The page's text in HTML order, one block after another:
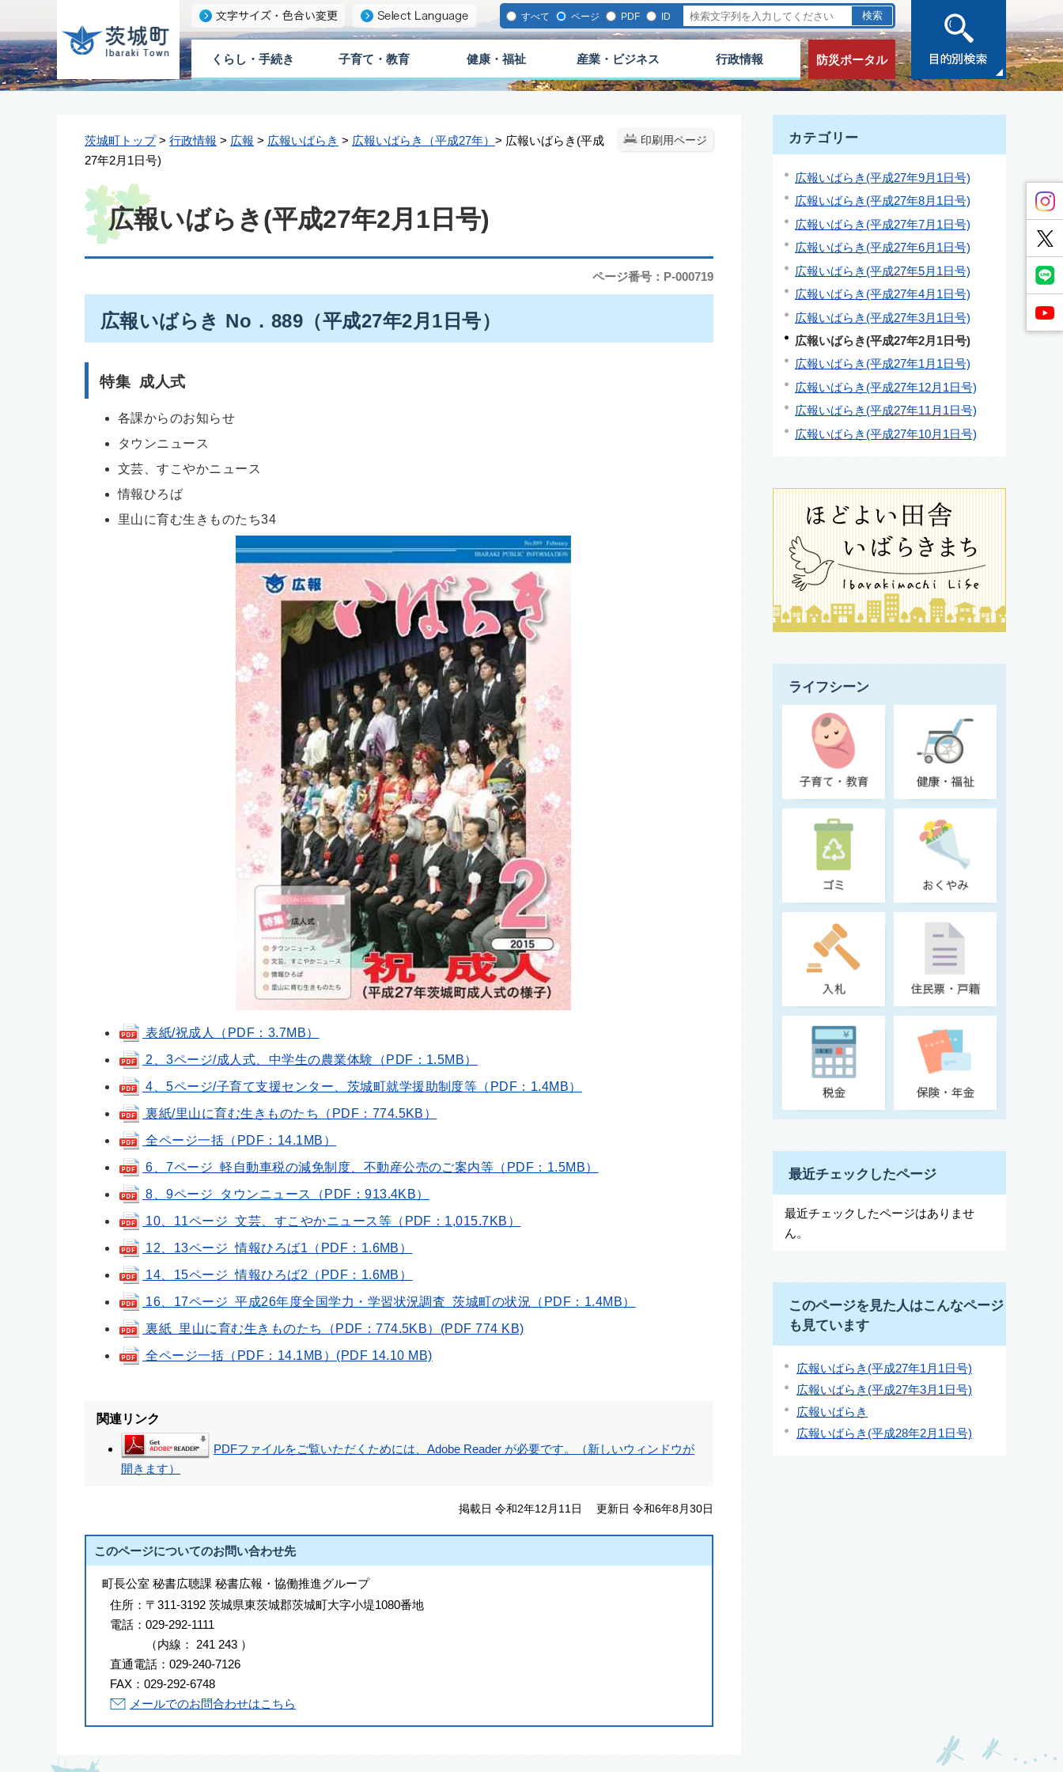
すべて ページ PDF ID
くらし・手続き 子育て・教育 健康・福祉 産業・ビジネス 行政情報 防災ポータル
印刷用ページ
茨城町トップ> 行政情報 > 広報 > 広報いばらき > 広報いばらき（平成27年） > 広報いばらき(平成
27年2月1日号)
広報いばらき(平成27年2月1日号)
ページ番号：P-000719
広報いばらき No．889（平成27年2月1日号）
特集 成人式
各課からのお知らせ
タウンニュース
文芸、すこやかニュース
情報ひろば
里山に育む生きものたち34
表紙/祝成人（PDF：3.7MB）
2、3ページ/成人式、中学生の農業体験（PDF：1.5MB）
4、5ページ/子育て支援センター、茨城町就学援助制度等（PDF：1.4MB）
裏紙/里山に育む生きものたち（PDF：774.5KB）
全ページ一括（PDF：14.1MB）
6、7ページ 軽自動車税の減免制度、不動産公売のご案内等（PDF：1.5MB）
8、9ページ タウンニュース（PDF：913.4KB）
10、11ページ 文芸、すこやかニュース等（PDF：1,015.7KB）
12、13ページ 情報ひろば1（PDF：1.6MB）
14、15ページ 情報ひろば2（PDF：1.6MB）
16、17ページ 平成26年度全国学力・学習状況調査 茨城町の状況（PDF：1.4MB）
裏紙 里山に育む生きものたち（PDF：774.5KB）(PDF 774 KB)
全ページ一括（PDF：14.1MB）(PDF 14.10 MB)
関連リンク
PDFファイルをご覧いただくためには、Adobe Reader が必要です。（新しいウィンドウが
開きます）
掲載日 令和2年12月11日 更新日 令和6年8月30日
このページについてのお問い合わせ先
町長公室 秘書広聴課 秘書広報・協働推進グループ
住所： 〒311-3192 茨城県東茨城郡茨城町大字小堤1080番地
電話： 029-292-1111
（内線 ： 241 243 ）
直通電話： 029-240-7126
FAX： 029-292-6748
メールでのお問合わせはこちら
カテゴリー
広報いばらき(平成27年9月1日号)
広報いばらき(平成27年8月1日号)
広報いばらき(平成27年7月1日号)
広報いばらき(平成27年6月1日号)
広報いばらき(平成27年5月1日号)
広報いばらき(平成27年4月1日号)
広報いばらき(平成27年3月1日号)
広報いばらき(平成27年2月1日号)
広報いばらき(平成27年1月1日号)
広報いばらき(平成27年12月1日号)
広報いばらき(平成27年11月1日号)
広報いばらき(平成27年10月1日号)
ライフシーン
最近チェックしたページ
最近チェックしたページはありませ
ん。
このページを見た人はこんなページ
も見ています
広報いばらき(平成27年1月1日号)
広報いばらき(平成27年3月1日号)
広報いばらき
広報いばらき(平成28年2月1日号)